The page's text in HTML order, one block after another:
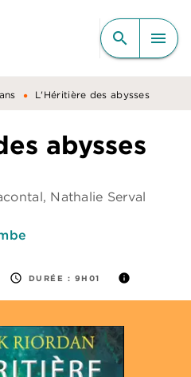
CONTENU
search menu
• L'Héritière des abysses
abysses
, Nathalie Serval
access_time DURÉE : 9H01 info